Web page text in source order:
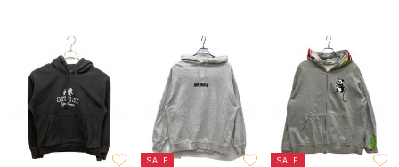
SALE SALE